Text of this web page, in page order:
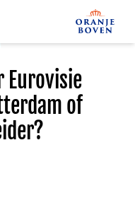
Eurovisie
of